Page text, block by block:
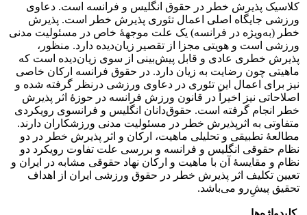
کلاسیک پذیرش خطر در حقوق انگلیس و فرانسه است. دعاوی
ورزشی جایگاه اصلی اعمال تئوری پذیرش خطر است. پذیرش
خطر (به‌ویژه در فرانسه) یک علت موجهۀ خاص در مسئولیت مدنی
ورزشی است و هویتی مجزا از تقصیر زیان‌دیده دارد. منظور،
پذیرش خطری عادی و قابل پیش‌بینی از سوی زیان‌دیده است که
ماهیتی چون رضایت به زیان دارد. در حقوق فرانسه ارکان خاصی
نیز برای اعمال این تئوری در دعاوی ورزشی درنظر گرفته شده و
اصلاحاتی نیز اخیراً در قانون ورزش فرانسه در حوزۀ اثر پذیرش
خطر انجام گرفته است. حقوق‌دانان انگلیس و فرانسوی رویکردی
متفاوتی به اثرپذیرش خطر در مسئولیت مدنی ورزشکاران دارند.
مطالعۀ تطبیقی و تحلیلی ماهیت، ارکان و اثر پذیرش خطر در دو
نظام حقوقی انگلیس و فرانسه و بررسی علت تفاوت رویکرد دو
نظام و مقایسۀ آن با ماهیت و ارکان نهاد حقوقی مشابه در ایران و
تعیین تکلیف اثر پذیرش خطر در حقوق ورزشی ایران از اهداف
تحقیق پیشِ‌رو می‌باشد.